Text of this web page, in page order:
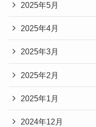
2025年5月
2025年4月
2025年3月
2025年2月
2025年1月
2024年12月